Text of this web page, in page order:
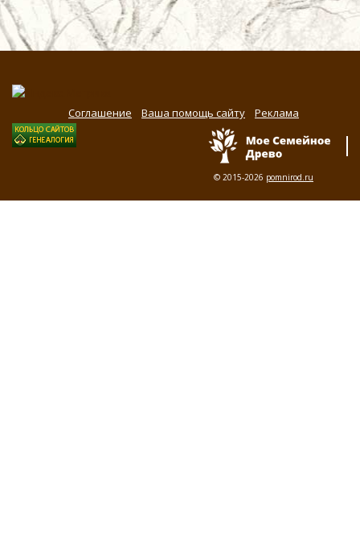
Соглашение Ваша помощь сайту Реклама
© 2015-2026 pomnirod.ru